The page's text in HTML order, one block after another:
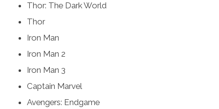
Thor: The Dark World
Thor
Iron Man
Iron Man 2
Iron Man 3
Captain Marvel
Avengers: Endgame